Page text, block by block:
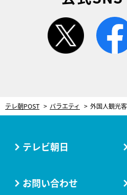
twitter
テレ朝POST バラエティ
テレビ朝日
お問い合わせ